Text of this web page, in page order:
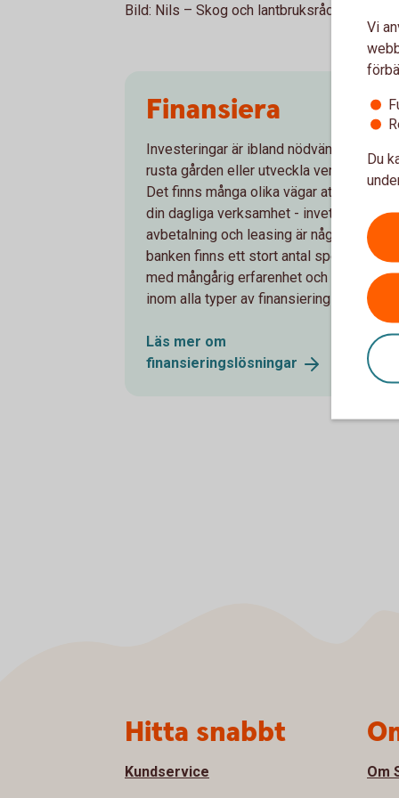
Bild: Nils – Skog och lantbruksrådgivare på
Finansiera
Investeringar är ibland nödvändiga för att
rusta gården eller utveckla
Det finns många olika vägar att
din dagliga verksamhet -
avbetalning och leasing är några av
banken finns ett stort antal specialister
med mångårig erfarenhet och
inom alla typer av finansieringsaffärer.
Läs mer om
finansieringslösningar
Vi
Du
Hitta snabbt
Kundservice Om